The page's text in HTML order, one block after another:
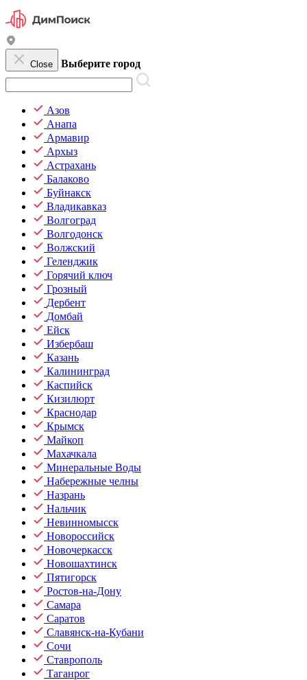
Close Выберите город
Азов
Анапа
Армавир
Архыз
Астрахань
Балаково
Буйнакск
Владикавказ
Волгоград
Волгодонск
Волжский
Геленджик
Горячий ключ
Грозный
Дербент
Домбай
Ейск
Избербаш
Казань
Калининград
Каспийск
Кизилюрт
Краснодар
Крымск
Майкоп
Махачкала
Минеральные Воды
Набережные челны
Назрань
Нальчик
Невинномысск
Новороссийск
Новочеркасск
Новошахтинск
Пятигорск
Ростов-на-Дону
Самара
Саратов
Славянск-на-Кубани
Сочи
Ставрополь
Таганрог